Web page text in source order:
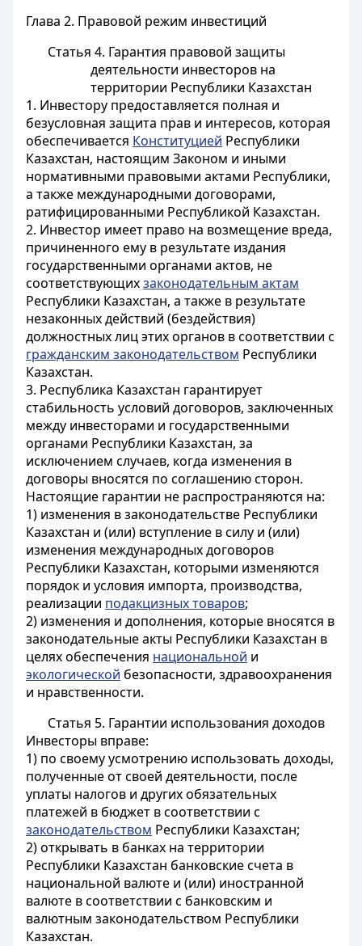
Глава 2. Правовой режим инвестиций
Статья 4. Гарантия правовой защиты
деятельности инвесторов на
территории Республики Казахстан
1. Инвестору предоставляется полная и
безусловная защита прав и интересов, которая
обеспечивается Конституцией Республики
Казахстан, настоящим Законом и иными
нормативными правовыми актами Республики,
а также международными договорами,
ратифицированными Республикой Казахстан.
2. Инвестор имеет право на возмещение вреда,
причиненного ему в результате издания
государственными органами актов, не
соответствующихзаконодательным актам
Республики Казахстан, а также в результате
незаконных действий (бездействия)
должностных лиц этих органов в соответствии с
гражданским законодательством Республики
Казахстан.
3. Республика Казахстан гарантирует
стабильность условий договоров, заключенных
между инвесторами и государственными
органами Республики Казахстан, за
исключением случаев, когда изменения в
договоры вносятся по соглашению сторон.
Настоящие гарантии не распространяются на:
1) изменения в законодательстве Республики
Казахстан и (или) вступление в силу и (или)
изменения международных договоров
Республики Казахстан, которыми изменяются
порядок и условия импорта, производства,
реализации подакцизных товаров;
2) изменения и дополнения, которые вносятся в
законодательные акты Республики Казахстан в
целях обеспечения национальной и
экологической безопасности, здравоохранения
и нравственности.
Статья 5. Гарантии использования доходов
Инвесторы вправе:
1) по своему усмотрению использовать доходы,
полученные от своей деятельности, после
уплаты налогов и других обязательных
платежей в бюджет в соответствии с
законодательством Республики Казахстан;
2) открывать в банках на территории
Республики Казахстан банковские счета в
национальной валюте и (или) иностранной
валюте в соответствии с банковским и
валютным законодательством Республики
Казахстан.